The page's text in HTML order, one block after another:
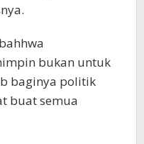
bukan untuk
baginya politik
buat semua